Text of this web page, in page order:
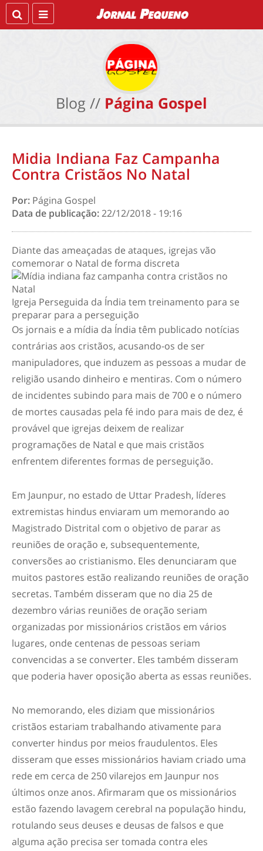
Blog // Página Gospel
Midia Indiana Faz Campanha
Contra Cristãos No Natal
Por: Página Gospel
Data de publicação:22/12/2018 - 19:16
Diante das ameaçadas de ataques, igrejas vão
comemorar o Natal de forma discreta
Igreja Perseguida da Índia tem treinamento para se
preparar para a perseguição
Os jornais e a mídia da Índia têm publicado notícias
contrárias aos cristãos, acusando-os de ser
manipuladores, que induzem as pessoas a mudar de
religião usando dinheiro e mentiras. Com o número
de incidentes subindo para mais de 700 e o número
de mortes causadas pela fé indo para mais de dez, é
provável que igrejas deixem de realizar
programações de Natal e que mais cristãos
enfrentem diferentes formas de perseguição.
Em Jaunpur, no estado de Uttar Pradesh, líderes
extremistas hindus enviaram um memorando ao
Magistrado Distrital com o objetivo de parar as
reuniões de oração e, subsequentemente,
conversões ao cristianismo. Eles denunciaram que
muitos pastores estão realizando reuniões de oração
secretas. Também disseram que no dia 25 de
dezembro várias reuniões de oração seriam
organizadas por missionários cristãos em vários
lugares, onde centenas de pessoas seriam
convencidas a se converter. Eles também disseram
que poderia haver oposição aberta as essas reuniões.
No memorando, eles diziam que missionários
cristãos estariam trabalhando ativamente para
converter hindus por meios fraudulentos. Eles
disseram que esses missionários haviam criado uma
rede em cerca de 250 vilarejos em Jaunpur nos
últimos onze anos. Afirmaram que os missionários
estão fazendo lavagem cerebral na população hindu,
rotulando seus deuses e deusas de falsos e que
alguma ação precisa ser tomada contra eles